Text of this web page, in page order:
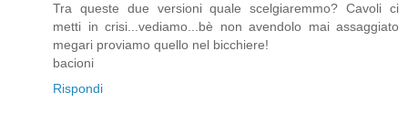
Tra queste due versioni quale scelgiaremmo? Cavoli ci
metti in crisi...vediamo...bè non avendolo mai assaggiato
megari proviamo quello nel bicchiere!
bacioni
Rispondi